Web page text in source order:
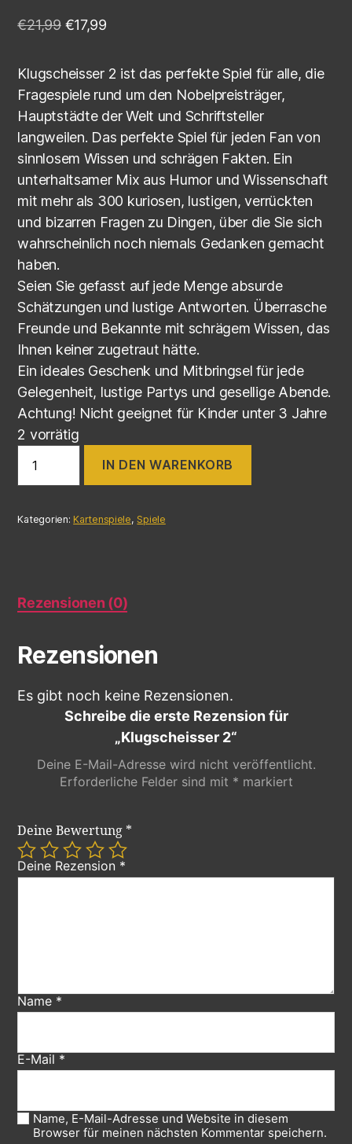
€21,99 €17,99
Klugscheisser 2 ist das perfekte Spiel für alle, die
Fragespiele rund um den Nobelpreisträger,
Hauptstädte der Welt und Schriftsteller
langweilen. Das perfekte Spiel für jeden Fan von
sinnlosem Wissen und schrägen Fakten. Ein
unterhaltsamer Mix aus Humor und Wissenschaft
mit mehr als 300 kuriosen, lustigen, verrückten
und bizarren Fragen zu Dingen, über die Sie sich
wahrscheinlich noch niemals Gedanken gemacht
haben.
Seien Sie gefasst auf jede Menge absurde
Schätzungen und lustige Antworten. Überrasche
Freunde und Bekannte mit schrägem Wissen, das
Ihnen keiner zugetraut hätte.
Ein ideales Geschenk und Mitbringsel für jede
Gelegenheit, lustige Partys und gesellige Abende.
Achtung! Nicht geeignet für Kinder unter 3 Jahre
2 vorrätig
IN DEN WARENKORB
Kategorien: Kartenspiele, Spiele
Rezensionen (0)
Rezensionen
Es gibt noch keine Rezensionen.
Schreibe die erste Rezension für
„Klugscheisser 2“
Deine E-Mail-Adresse wird nicht veröffentlicht.
Erforderliche Felder sind mit * markiert
Deine Bewertung *
Deine Rezension *
Name *
E-Mail *
Name, E-Mail-Adresse und Website in diesem
Browser für meinen nächsten Kommentar speichern.